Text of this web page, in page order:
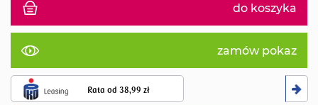
do koszyka
zamów pokaz
Rata od38,99 zł